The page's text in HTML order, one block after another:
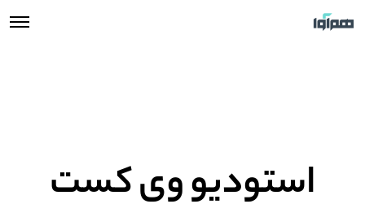
استودیو وی کست